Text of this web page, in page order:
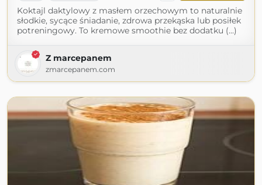
Koktajl daktylowy z masłem orzechowym to naturalnie
słodkie, sycące śniadanie, zdrowa przekąska lub posiłek
potreningowy. To kremowe smoothie bez dodatku (...)
Z marcepanem
zmarcepanem.com